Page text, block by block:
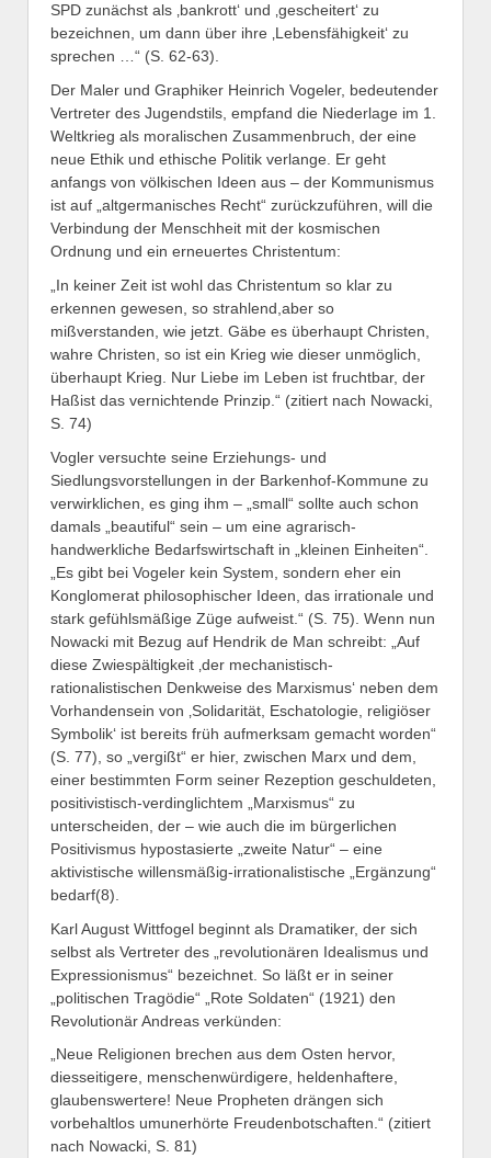
SPD zunächst als ‚bankrott‘ und ‚gescheitert‘ zu
bezeichnen, um dann über ihre ‚Lebensfähigkeit‘ zu
sprechen …“ (S. 62-63).
Der Maler und Graphiker Heinrich Vogeler, bedeutender
Vertreter des Jugendstils, empfand die Niederlage im 1.
Weltkrieg als moralischen Zusammenbruch, der eine
neue Ethik und ethische Politik verlange. Er geht
anfangs von völkischen Ideen aus – der Kommunismus
ist auf „altgermanisches Recht“ zurückzuführen, will die
Verbindung der Menschheit mit der kosmischen
Ordnung und ein erneuertes Christentum:
„In keiner Zeit ist wohl das Christentum so klar zu
erkennen gewesen, so strahlend,aber so
mißverstanden, wie jetzt. Gäbe es überhaupt Christen,
wahre Christen, so ist ein Krieg wie dieser unmöglich,
überhaupt Krieg. Nur Liebe im Leben ist fruchtbar, der
Haßist das vernichtende Prinzip.“ (zitiert nach Nowacki,
S. 74)
Vogler versuchte seine Erziehungs- und
Siedlungsvorstellungen in der Barkenhof-Kommune zu
verwirklichen, es ging ihm – „small“ sollte auch schon
damals „beautiful“ sein – um eine agrarisch-
handwerkliche Bedarfswirtschaft in „kleinen Einheiten“.
„Es gibt bei Vogeler kein System, sondern eher ein
Konglomerat philosophischer Ideen, das irrationale und
stark gefühlsmäßige Züge aufweist.“ (S. 75). Wenn nun
Nowacki mit Bezug auf Hendrik de Man schreibt: „Auf
diese Zwiespältigkeit ‚der mechanistisch-
rationalistischen Denkweise des Marxismus‘ neben dem
Vorhandensein von ‚Solidarität, Eschatologie, religiöser
Symbolik‘ ist bereits früh aufmerksam gemacht worden“
(S. 77), so „vergißt“ er hier, zwischen Marx und dem,
einer bestimmten Form seiner Rezeption geschuldeten,
positivistisch-verdinglichtem „Marxismus“ zu
unterscheiden, der – wie auch die im bürgerlichen
Positivismus hypostasierte „zweite Natur“ – eine
aktivistische willensmäßig-irrationalistische „Ergänzung“
bedarf(8).
Karl August Wittfogel beginnt als Dramatiker, der sich
selbst als Vertreter des „revolutionären Idealismus und
Expressionismus“ bezeichnet. So läßt er in seiner
„politischen Tragödie“ „Rote Soldaten“ (1921) den
Revolutionär Andreas verkünden:
„Neue Religionen brechen aus dem Osten hervor,
diesseitigere, menschenwürdigere, heldenhaftere,
glaubenswertere! Neue Propheten drängen sich
vorbehaltlos umunerhörte Freudenbotschaften.“ (zitiert
nach Nowacki, S. 81)